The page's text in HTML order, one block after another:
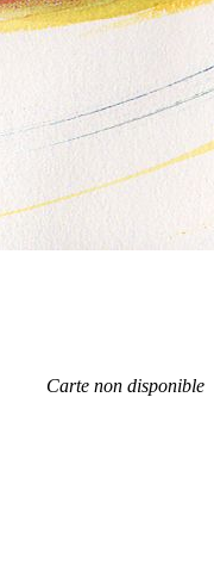
Carte non disponible